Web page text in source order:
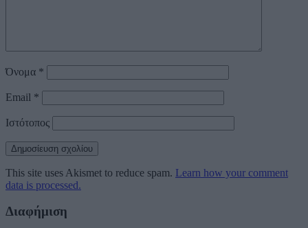
Όνομα *
Email *
Ιστότοπος
This site uses Akismet to reduce spam. Learn how your comment
data is processed.
Διαφήμιση